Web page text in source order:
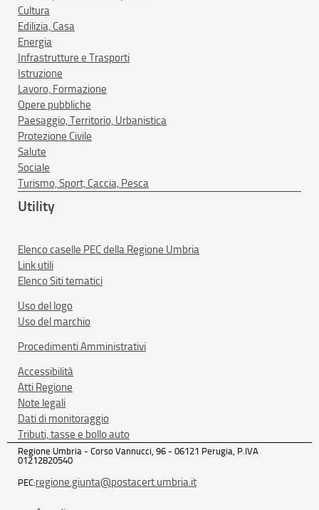
Cultura
Edilizia, Casa
Energia
Infrastrutture e Trasporti
Istruzione
Lavoro, Formazione
Opere pubbliche
Paesaggio, Territorio, Urbanistica
Protezione Civile
Salute
Sociale
Turismo, Sport, Caccia, Pesca
Utility
Elenco caselle PEC della Regione Umbria
Link utili
Elenco Siti tematici
Uso del logo
Uso del marchio
Procedimenti Amministrativi
Accessibilità
Atti Regione
Note legali
Dati di monitoraggio
Tributi, tasse e bollo auto
Regione Umbria - Corso Vannucci, 96 - 06121 Perugia, P.IVA
01212820540
PEC:regione.giunta@postacert.umbria.it